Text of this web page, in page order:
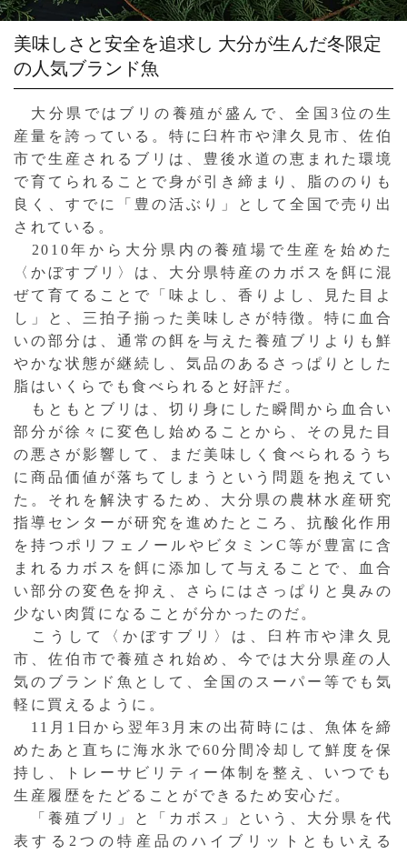
美味しさと安全を追求し 大分が生んだ冬限定
の人気ブランド魚
大分県ではブリの養殖が盛んで、全国3位の生
産量を誇っている。特に臼杵市や津久見市、佐伯
市で生産されるブリは、豊後水道の恵まれた環境
で育てられることで身が引き締まり、脂ののりも
良く、すでに「豊の活ぶり」として全国で売り出
されている。
2010年から大分県内の養殖場で生産を始めた
〈かぼすブリ〉は、大分県特産のカボスを餌に混
ぜて育てることで「味よし、香りよし、見た目よ
し」と、三拍子揃った美味しさが特徴。特に血合
いの部分は、通常の餌を与えた養殖ブリよりも鮮
やかな状態が継続し、気品のあるさっぱりとした
脂はいくらでも食べられると好評だ。
もともとブリは、切り身にした瞬間から血合い
部分が徐々に変色し始めることから、その見た目
の悪さが影響して、まだ美味しく食べられるうち
に商品価値が落ちてしまうという問題を抱えてい
た。それを解決するため、大分県の農林水産研究
指導センターが研究を進めたところ、抗酸化作用
を持つポリフェノールやビタミンC等が豊富に含
まれるカボスを餌に添加して与えることで、血合
い部分の変色を抑え、さらにはさっぱりと臭みの
少ない肉質になることが分かったのだ。
こうして〈かぼすブリ〉は、臼杵市や津久見
市、佐伯市で養殖され始め、今では大分県産の人
気のブランド魚として、全国のスーパー等でも気
軽に買えるように。
11月1日から翌年3月末の出荷時には、魚体を締
めたあと直ちに海水氷で60分間冷却して鮮度を保
持し、トレーサビリティー体制を整え、いつでも
生産履歴をたどることができるため安心だ。
「養殖ブリ」と「カボス」という、大分県を代
表する2つの特産品のハイブリットともいえる